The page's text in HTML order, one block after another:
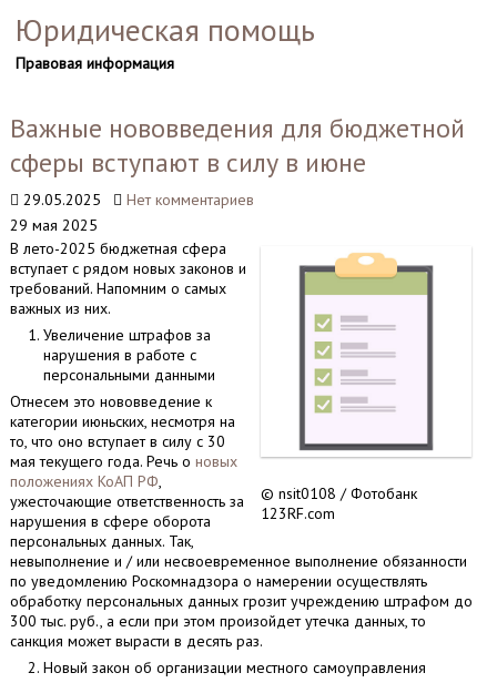
Юридическая помощь
Правовая информация
Важные нововведения для бюджетной
сферы вступают в силу в июне
29.05.2025
Нет комментариев
29 мая 2025
© nsit0108 / Фотобанк
123RF.com
В лето-2025 бюджетная сфера
вступает с рядом новых законов и
требований. Напомним о самых
важных из них.
Увеличение штрафов за
нарушения в работе с
персональными данными
Отнесем это нововведение к
категории июньских, несмотря на
то, что оно вступает в силу с 30
мая текущего года. Речь о новых
положениях КоАП РФ,
ужесточающие ответственность за
нарушения в сфере оборота
персональных данных. Так,
невыполнение и / или несвоевременное выполнение обязанности
по уведомлению Роскомнадзора о намерении осуществлять
обработку персональных данных грозит учреждению штрафом до
300 тыс. руб., а если при этом произойдет утечка данных, то
санкция может вырасти в десять раз.
Новый закон об организации местного самоуправления